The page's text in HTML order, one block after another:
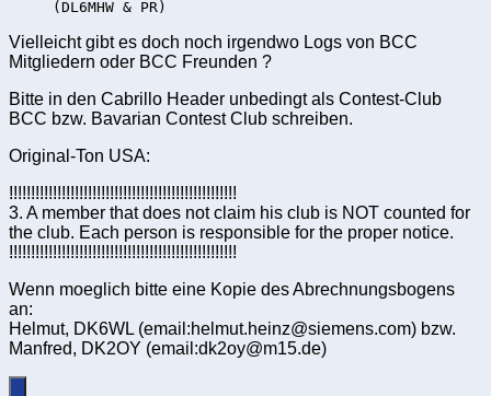
Vielleicht gibt es doch noch irgendwo Logs von BCC
Mitgliedern oder BCC Freunden ?
Bitte in den Cabrillo Header unbedingt als Contest-Club
BCC bzw. Bavarian Contest Club schreiben.
Original-Ton USA:
!!!!!!!!!!!!!!!!!!!!!!!!!!!!!!!!!!!!!!!!!!!!!!!!!!!!
3. A member that does not claim his club is NOT counted for
the club. Each person is responsible for the proper notice.
!!!!!!!!!!!!!!!!!!!!!!!!!!!!!!!!!!!!!!!!!!!!!!!!!!!!
Wenn moeglich bitte eine Kopie des Abrechnungsbogens
an:
Helmut, DK6WL (email:helmut.heinz@siemens.com) bzw.
Manfred, DK2OY (email:dk2oy@m15.de)